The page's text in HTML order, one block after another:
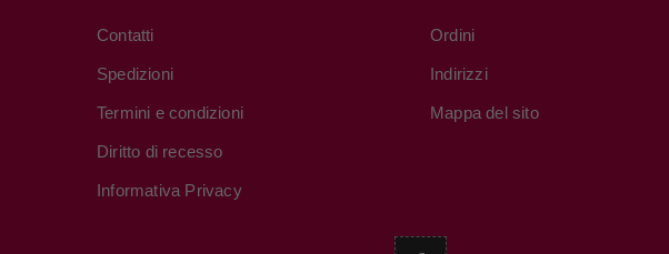
Contatti
Spedizioni
Termini e condizioni
Diritto di recesso
Informativa Privacy
Ordini
Indirizzi
Mappa del sito